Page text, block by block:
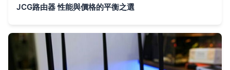
JCG路由器 性能與價格的平衡之選